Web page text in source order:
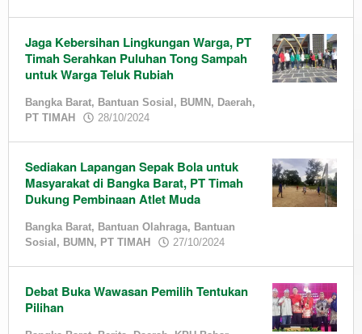
Jaga Kebersihan Lingkungan Warga, PT
Timah Serahkan Puluhan Tong Sampah
untuk Warga Teluk Rubiah
Bangka Barat, Bantuan Sosial , BUMN , Daerah,
PT TIMAH
28/10/2024
Sediakan Lapangan Sepak Bola untuk
Masyarakat di Bangka Barat, PT Timah
Dukung Pembinaan Atlet Muda
Bangka Barat, Bantuan Olahraga, Bantuan
Sosial , BUMN , PT TIMAH 27/10/2024
Debat Buka Wawasan Pemilih Tentukan
Pilihan